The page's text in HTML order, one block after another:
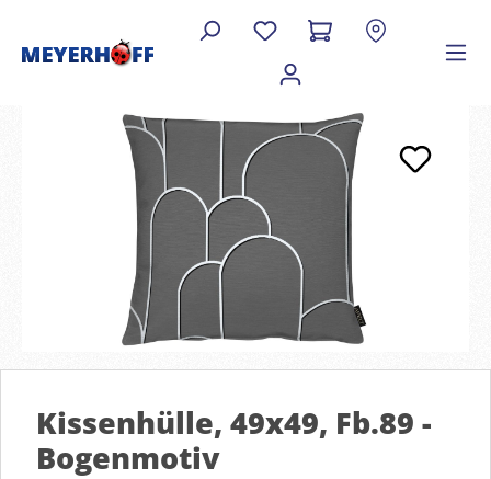
Kissenhülle, 49x49, Fb.89 -
Bogenmotiv